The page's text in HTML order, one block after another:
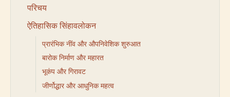
परिचय
ऐतिहासिक सिंहावलोकन
प्रारंभिक नींव और औपनिवेशिक शुरुआत
बारोक निर्माण और महारत
भूकंप और गिरावट
जीर्णोद्धार और आधुनिक महत्व